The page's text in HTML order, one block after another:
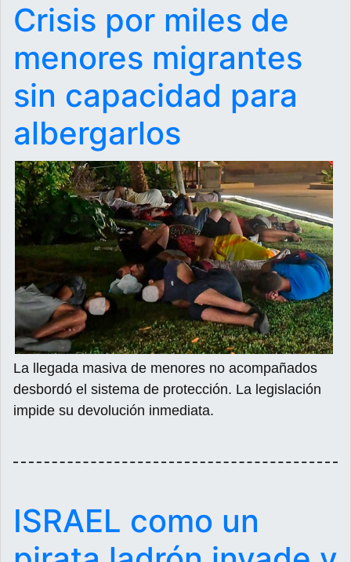
Crisis por miles de
menores migrantes
sin capacidad para
albergarlos
La llegada masiva de menores no acompañados
desbordó el sistema de protección. La legislación
impide su devolución inmediata.
ISRAEL como un